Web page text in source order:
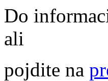
Do
ali
pojdite na